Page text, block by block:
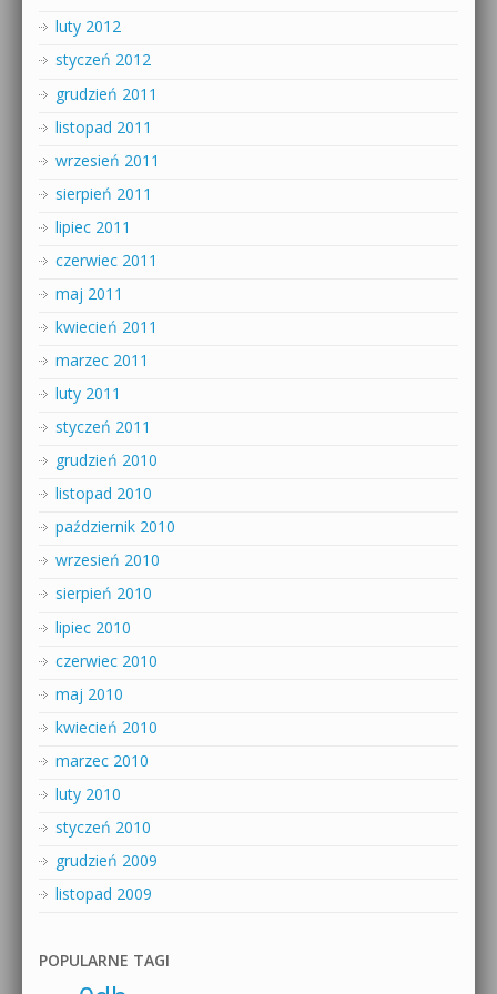
luty 2012
styczeń 2012
grudzień 2011
listopad 2011
wrzesień 2011
sierpień 2011
lipiec 2011
czerwiec 2011
maj 2011
kwiecień 2011
marzec 2011
luty 2011
styczeń 2011
grudzień 2010
listopad 2010
październik 2010
wrzesień 2010
sierpień 2010
lipiec 2010
czerwiec 2010
maj 2010
kwiecień 2010
marzec 2010
luty 2010
styczeń 2010
grudzień 2009
listopad 2009
POPULARNE TAGI